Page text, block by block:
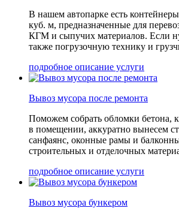
В нашем автопарке есть
куб. м, предназначенные для
КГМ и сыпучих материалов. Если
также погрузочную технику и
подробное описание услуги
Вывоз мусора после ремонта
Поможем собрать обломки бетона,
в помещении, аккуратно вынесем
санфаянс, оконные рамы и
строительных и отделочных
подробное описание услуги
Вывоз мусора бункером